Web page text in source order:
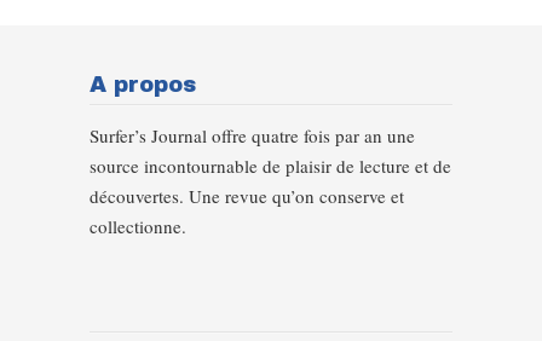
A propos
Surfer’s Journal offre quatre fois par an une
source incontournable de plaisir de lecture et de
découvertes. Une revue qu’on conserve et
collectionne.